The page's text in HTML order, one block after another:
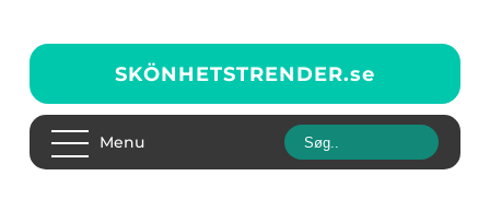
SKÖNHETSTRENDER.se
Menu